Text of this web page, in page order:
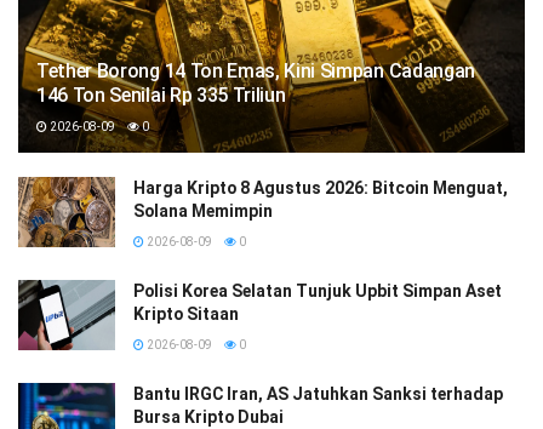
Tether Borong 14 Ton Emas, Kini Simpan Cadangan
146 Ton Senilai Rp 335 Triliun
2026-08-09 0
Harga Kripto 8 Agustus 2026: Bitcoin Menguat,
Solana Memimpin
2026-08-09 0
Polisi Korea Selatan Tunjuk Upbit Simpan Aset
Kripto Sitaan
2026-08-09 0
Bantu IRGC Iran, AS Jatuhkan Sanksi terhadap
Bursa Kripto Dubai